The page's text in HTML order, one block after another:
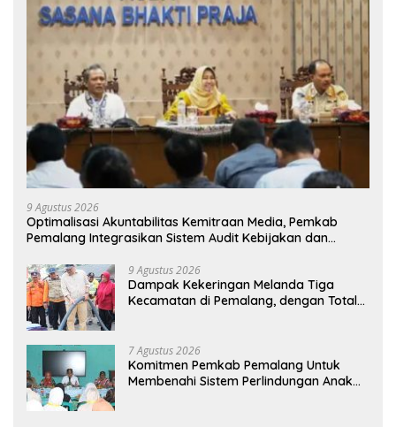
9 Agustus 2026
​Optimalisasi Akuntabilitas Kemitraan Media, Pemkab
Pemalang Integrasikan Sistem Audit Kebijakan dan
9 Agustus 2026
Dampak Kekeringan Melanda Tiga
Kecamatan di Pemalang, dengan Total
7 Agustus 2026
Komitmen Pemkab Pemalang Untuk
Membenahi Sistem Perlindungan Anak